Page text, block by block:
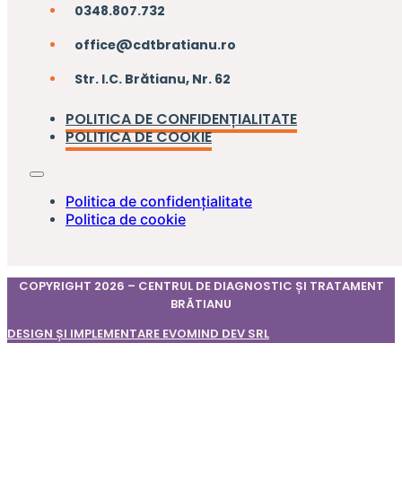
0348.807.732
office@cdtbratianu.ro
Str. I.C. Brătianu, Nr. 62
POLITICA DE CONFIDENȚIALITATE
POLITICA DE COOKIE
Politica de confidențialitate
Politica de cookie
COPYRIGHT 2026 – CENTRUL DE DIAGNOSTIC ȘI TRATAMENT
BRĂTIANU
DESIGN ȘI IMPLEMENTARE EVOMIND DEV SRL